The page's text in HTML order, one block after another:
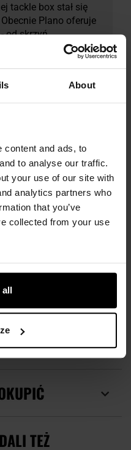
About
content and ads, to
to analyse our traffic.
your use of our site with
analytics partners who
that you’ve
collected from your use
all
tackle box stał się
Plano oferuje
od skrzyń
myśliwskie, po
na sprzęt techniczny
dzięki otworom
przed wilgocią i
do 1 metra
warunkach.
TEŻ